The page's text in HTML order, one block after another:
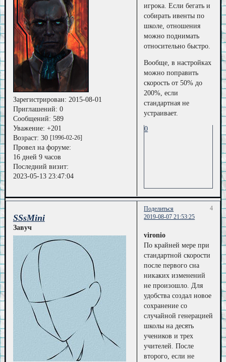
Зарегистрирован: 2015-08-01
Приглашений: 0
Сообщений: 589
Уважение: +201
Возраст: 30 [1996-02-26]
Провел на форуме:
16 дней 9 часов
Последний визит:
2023-05-13 23:47:04
игрока. Если бегать и
собирать ивенты по
школе, отношения
можно поднимать
относительно быстро.
Вообще, в настройках
можно поправить
скорость от 50% до
200%, если
стандартная не
устраивает.
0
Поделиться
4
2019-08-07 21:53:25
SSsMini
Завуч
vironio
По крайней мере при
стандартной скорости
после первого сна
никаких изменений
не произошло. Для
удобства создал новое
сохранение со
случайной генерацией
школы на десять
учеников и трех
учителей. После
второго, если не